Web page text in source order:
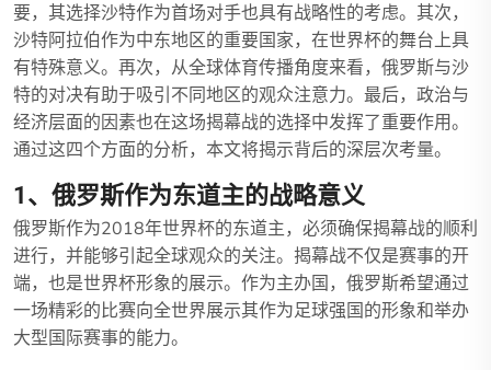
要，其选择沙特作为首场对手也具有战略性的考虑。其次，
沙特阿拉伯作为中东地区的重要国家，在世界杯的舞台上具
有特殊意义。再次，从全球体育传播角度来看，俄罗斯与沙
特的对决有助于吸引不同地区的观众注意力。最后，政治与
经济层面的因素也在这场揭幕战的选择中发挥了重要作用。
通过这四个方面的分析，本文将揭示背后的深层次考量。
1、俄罗斯作为东道主的战略意义
俄罗斯作为2018年世界杯的东道主，必须确保揭幕战的顺利
进行，并能够引起全球观众的关注。揭幕战不仅是赛事的开
端，也是世界杯形象的展示。作为主办国，俄罗斯希望通过
一场精彩的比赛向全世界展示其作为足球强国的形象和举办
大型国际赛事的能力。